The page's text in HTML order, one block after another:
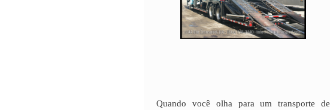
Quando você olha para um transporte de